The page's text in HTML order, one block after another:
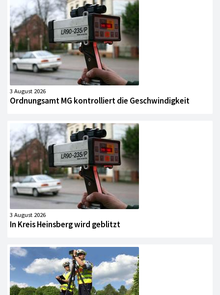
3 August 2026
Ordnungsamt MG kontrolliert die Geschwindigkeit
3 August 2026
In Kreis Heinsberg wird geblitzt